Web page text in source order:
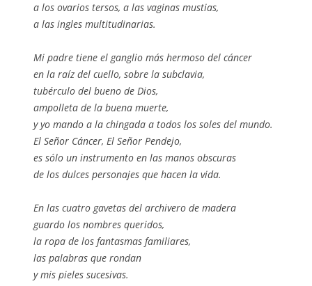
a los ovarios tersos, a las vaginas mustias,
a las ingles multitudinarias.
Mi padre tiene el ganglio más hermoso del cáncer
en la raíz del cuello, sobre la subclavia,
tubérculo del bueno de Dios,
ampolleta de la buena muerte,
y yo mando a la chingada a todos los soles del mundo.
El Señor Cáncer, El Señor Pendejo,
es sólo un instrumento en las manos obscuras
de los dulces personajes que hacen la vida.
En las cuatro gavetas del archivero de madera
guardo los nombres queridos,
la ropa de los fantasmas familiares,
las palabras que rondan
y mis pieles sucesivas.